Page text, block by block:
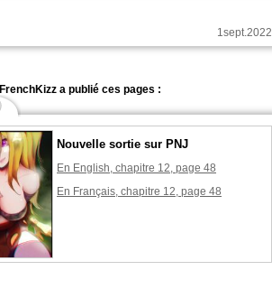
1sept.2022
FrenchKizz a publié ces pages :
Nouvelle sortie sur PNJ
En English, chapitre 12, page 48
En Français, chapitre 12, page 48